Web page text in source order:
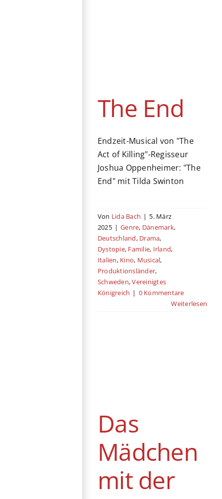
The End
Endzeit-Musical von "The
Act of Killing"-Regisseur
Joshua Oppenheimer: "The
End" mit Tilda Swinton
Von Lida Bach | 5. März
2025 | Genre, Dänemark,
Deutschland, Drama,
Dystopie, Familie, Irland,
Italien, Kino, Musical,
Produktionsländer,
Schweden,Vereinigtes
Königreich | 0 Kommentare
Weiterlesen
Das
Mädchen
mit der